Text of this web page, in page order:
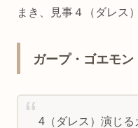
まき、見事４（ダレス
ガープ・ゴエモン
4（ダレス）演じる